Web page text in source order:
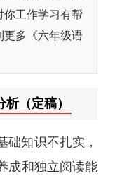
你工作学习有帮
更多《六年级语
（定稿）
础知识不扎实，
成和独立阅读能